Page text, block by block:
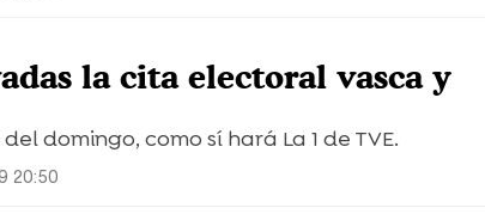
la cita electoral vasca y
domingo, como sí hará La 1 de TVE.
20:50